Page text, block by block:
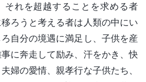
それを超越することを求める者
ろうと考える者は人類の中にい
自分の境遇に満足し、子供を産
に奔走して励み、汗をかき、快
婦の愛情、親孝行な子供たち、